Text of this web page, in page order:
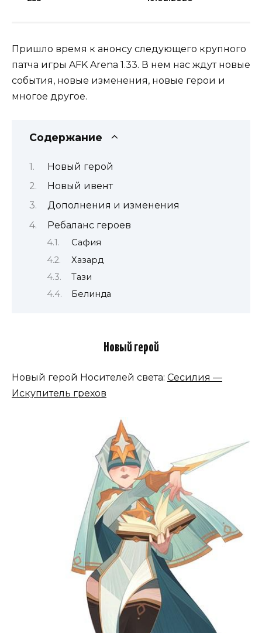
Пришло время к анонсу следующего крупного
патча игры AFK Arena 1.33. В нем нас ждут новые
события, новые изменения, новые герои и
многое другое.
Содержание
Новый герой
Новый ивент
Дополнения и изменения
Ребаланс героев
Сафия
Хазард
Тази
Белинда
Новый герой
Новый герой Носителей света: Сесилия —
Искупитель грехов